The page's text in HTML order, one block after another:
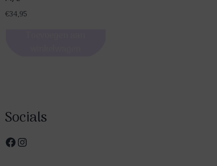
€34,95
Socials
Facebook
Instagram